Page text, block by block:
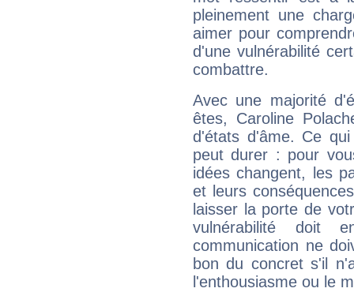
pleinement une
aimer pour
d'une vulnérabilité
combattre.
Avec une majorité
êtes, Caroline
d'états d'âme. Ce
peut durer : pour
idées changent, les
et leurs
laisser la porte de
vulnérabilité doit
communication ne
bon du concret s'il
l'enthousiasme ou le